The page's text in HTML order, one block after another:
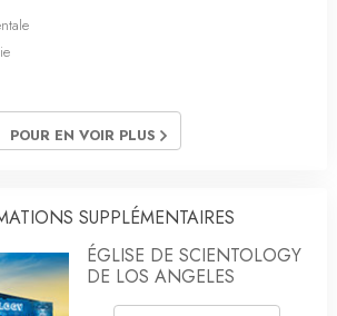
POUR EN VOIR PLUS
SUPPLÉMENTAIRES
ÉGLISE DE SCIENTOLOGY
DE LOS ANGELES